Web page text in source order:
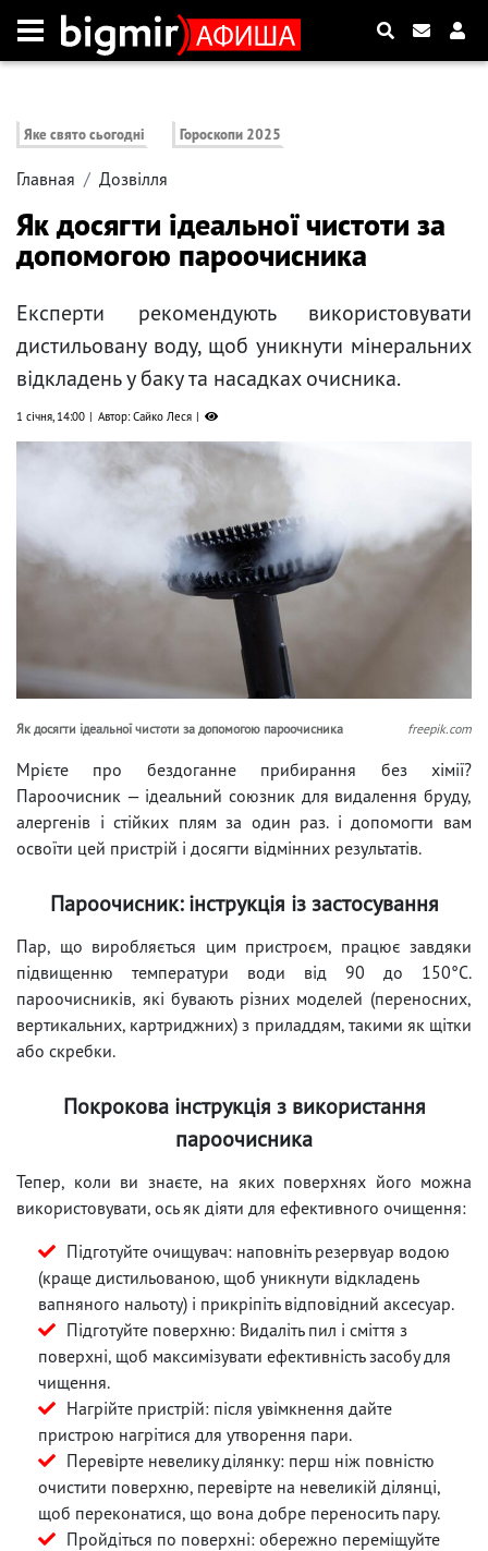
Яке свято сьогодні Гороскопи 2025
Главная Дозвілля
Як досягти ідеальної чистоти за
допомогою пароочисника
Експерти рекомендують використовувати
дистильовану воду, щоб уникнути мінеральних
відкладень у баку та насадках очисника.
1 січня, 14:00 Автор: Сайко Леся
Як досягти ідеальної чистоти за допомогою пароочисника freepik.com
Мрієте про бездоганне прибирання без хімії?
Пароочисник — ідеальний союзник для видалення бруду,
алергенів і стійких плям за один раз. і допомогти вам
освоїти цей пристрій і досягти відмінних результатів.
Пароочисник: інструкція із застосування
Пар, що виробляється цим пристроєм, працює завдяки
підвищенню температури води від 90 до 150°C.
пароочисників, які бувають різних моделей (переносних,
вертикальних, картриджних) з приладдям, такими як щітки
або скребки.
Покрокова інструкція з використання
пароочисника
Тепер, коли ви знаєте, на яких поверхнях його можна
використовувати, ось як діяти для ефективного очищення:
Підготуйте очищувач: наповніть резервуар водою
(краще дистильованою, щоб уникнути відкладень
вапняного нальоту) і прикріпіть відповідний аксесуар.
Підготуйте поверхню: Видаліть пил і сміття з
поверхні, щоб максимізувати ефективність засобу для
чищення.
Нагрійте пристрій: після увімкнення дайте
пристрою нагрітися для утворення пари.
Перевірте невелику ділянку: перш ніж повністю
очистити поверхню, перевірте на невеликій ділянці,
щоб переконатися, що вона добре переносить пару.
Пройдіться по поверхні: обережно переміщуйте